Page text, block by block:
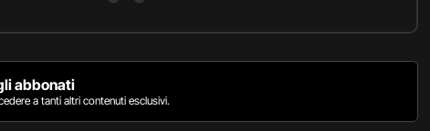
abbonati
a tanti altri contenuti esclusivi.